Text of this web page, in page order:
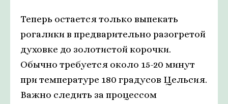
Теперь остается только выпекать
рогалики в предварительно разогретой
духовке до золотистой корочки.
Обычно требуется около 15-20 минут
при температуре 180 градусов Цельсия.
Важно следить за процессом